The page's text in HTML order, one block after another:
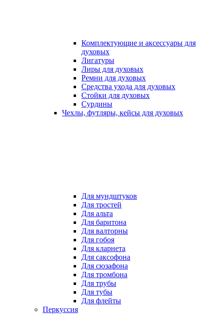
Комплектующие и аксессуары для
духовых
Лигатуры
Лиры для духовых
Ремни для духовых
Средства ухода для духовых
Стойки для духовых
Сурдины
Чехлы, футляры, кейсы для духовых
Для мундштуков
Для тростей
Для альта
Для баритона
Для валторны
Для гобоя
Для кларнета
Для саксофона
Для сюзафона
Для тромбона
Для трубы
Для тубы
Для флейты
Перкуссия